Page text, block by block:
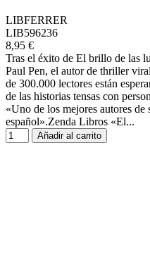
LIBFERRER
LIB596236
8,95 €
Tras el éxito de El brillo de las
Paul Pen, el autor de thriller
de 300.000 lectores están
de las historias tensas con
«Uno de los mejores autores de
español».Zenda Libros «El...
Añadir al carrito